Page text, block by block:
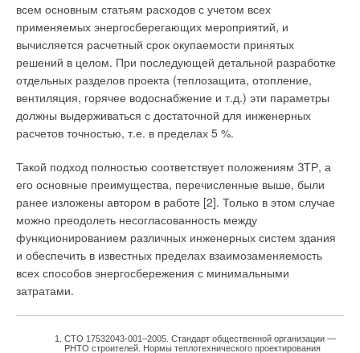
всем основным статьям расходов с учетом всех
применяемых энергосберегающих мероприятий, и
вычисляется расчетный срок окупаемости принятых
решений в целом. При последующей детальной разработке
отдельных разделов проекта (теплозащита, отопление,
вентиляция, горячее водоснабжение и т.д.) эти параметры
должны выдерживаться с достаточной для инженерных
расчетов точностью, т.е. в пределах 5 %.
Такой подход полностью соответствует положениям ЗТР, а
его основные преимущества, перечисленные выше, были
ранее изложены автором в работе [2]. Только в этом случае
можно преодолеть несогласованность между
функционированием различных инженерных систем здания
и обеспечить в известных пределах взаимозаменяемость
всех способов энергосбережения с минимальными
затратами.
СТО 17532043-001–2005. Стандарт общественной организации —
РНТО строителей. Нормы теплотехнического проектирования